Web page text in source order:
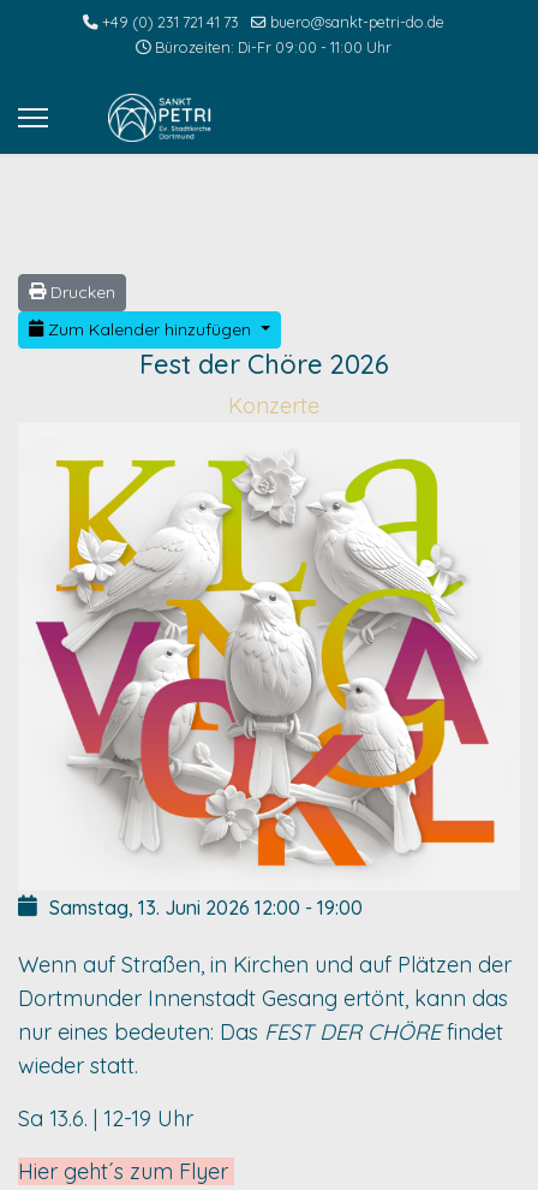
+49 (0) 231 721 41 73
buero@sankt-petri-do.de
Bürozeiten: Di-Fr 09:00 - 11:00 Uhr
Drucken
Zum Kalender hinzufügen
Fest der Chöre 2026
Konzerte
Samstag, 13. Juni 2026 12:00 - 19:00
Wenn auf Straßen, in Kirchen und auf Plätzen der
Dortmunder Innenstadt Gesang ertönt, kann das
nur eines bedeuten: Das FEST DER CHÖREfindet
wieder statt.
Sa 13.6. | 12-19 Uhr
Hier geht´s zum Flyer